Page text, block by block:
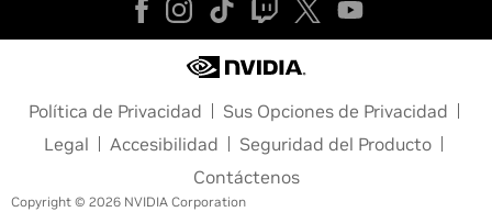
Política de Privacidad
Sus Opciones de Privacidad
Legal
Accesibilidad
Seguridad del Producto
Contáctenos
Copyright © 2026 NVIDIA Corporation